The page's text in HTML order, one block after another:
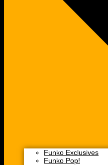
Funko Exclusives
Funko Pop!